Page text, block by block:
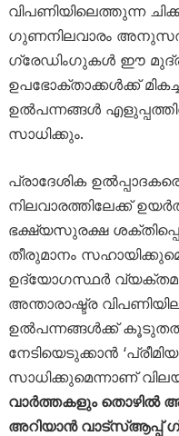
വിപണിയിലെത്തുന്ന
ഗുണനിലവാരം
ഗ്രേഡിംഗുകൾ ഈ മുദ്ര
ഉപഭോക്താക്കൾക്ക്
ഉൽപന്നങ്ങൾ
സാധിക്കും.
പ്രാദേശിക
നിലവാരത്തിലേക്ക്
ഭക്ഷ്യസുരക്ഷ
തീരുമാനം
ഉദ്യോഗസ്ഥർ
അന്താരാഷ്ട്ര
ഉൽപന്നങ്ങൾക്ക്
നേടിയെടുക്കാൻ
സാധിക്കുമെന്നാണ്
വാർത്തകളും തൊഴിൽ
അറിയാൻ വാട്സ്ആപ്പ്